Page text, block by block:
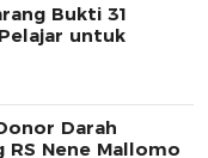
Bukti 31
untuk
Darah
RS Nene Mallomo